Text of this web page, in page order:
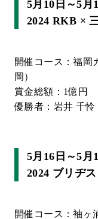
5月10日～5月
2024 RKB ×
開催コース：福岡
岡）
賞金総額：1億円
優勝者：岩井 千怜
5月16日～5月
2024 ブリヂ
開催コース：袖ヶ